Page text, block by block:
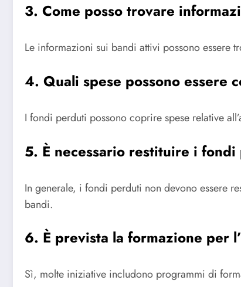
3. Come posso trovare
Le informazioni sui bandi attivi possono
4. Quali spese possono essere
I fondi perduti possono coprire spese relative
5. È necessario restituire i
In generale, i fondi perduti non devono essere
bandi.
6. È prevista la formazione per
Sì, molte iniziative includono programmi di